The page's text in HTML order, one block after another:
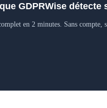
GDPRWise détecte
en 2 minutes. Sans compte,